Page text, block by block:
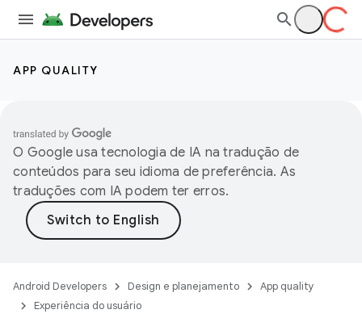
APP QUALITY
O Google usa tecnologia de IA na tradução de
conteúdos para seu idioma de preferência. As
traduções com IA podem ter erros.
Android Developers Design e planejamento
App quality
Experiência do usuário